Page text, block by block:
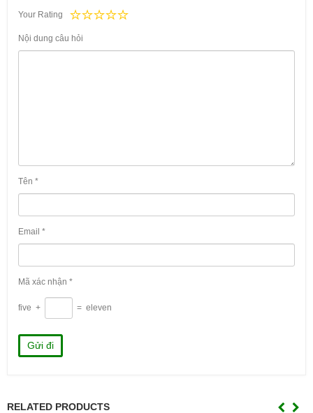
Your Rating
Nội dung câu hỏi
Tên *
Email *
Mã xác nhận *
five + = eleven
RELATED PRODUCTS